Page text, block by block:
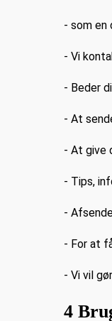
- som en
- Vi
- Beder
- At
- At give
- Tips,
-
- For at
- Vi vil
4